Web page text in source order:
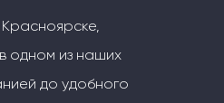
одном из наших
до удобного